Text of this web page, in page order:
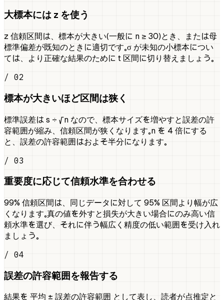
大標本には z を使う
z 信頼区間は、標本が大きい（一般に n ≥ 30）とき、または母
標準偏差が既知のときに適切です。σ が未知の小標本につい
ては、より正確な結果のために t 区間に切り替えましょう。
/ 02
標本が大きいほど区間は狭く
標準誤差は s ÷ √n なので、標本サイズを増やすと誤差の許
容範囲が縮み、信頼区間が狭くなります。n を 4 倍にする
と、誤差の許容範囲はおよそ半分になります。
/ 03
重要度に応じて信頼水準を合わせる
99% 信頼区間は、同じデータに対して 95% 区間より幅が広
くなります。真の値を外すと損失が大きい場合にのみ高い信
頼水準を選び、それに伴う幅広く精度の低い範囲を受け入れ
ましょう。
/ 04
誤差の許容範囲を報告する
結果を 平均 ± 誤差の許容範囲 として表し、読者が点推定と